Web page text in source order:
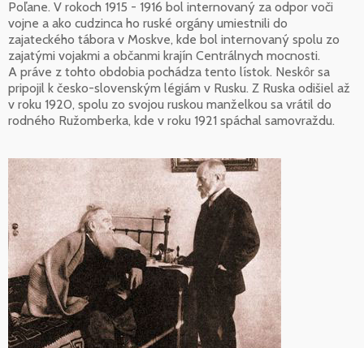
Poľane. V rokoch 1915 - 1916 bol internovaný za odpor voči
vojne a ako cudzinca ho ruské orgány umiestnili do
zajateckého tábora v Moskve, kde bol internovaný spolu zo
zajatými vojakmi a občanmi krajín Centrálnych mocnosti.
A práve z tohto obdobia pochádza tento lístok. Neskôr sa
pripojil k česko-slovenským légiám v Rusku. Z Ruska odišiel až
v roku 1920, spolu zo svojou ruskou manželkou sa vrátil do
rodného Ružomberka, kde v roku 1921 spáchal samovraždu.